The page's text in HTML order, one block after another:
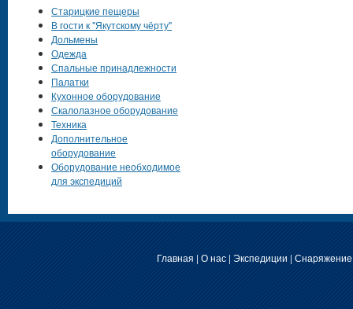
Старицкие пещеры
В гости к "Якутскому чёрту"
Дольмены
Одежда
Спальные принадлежности
Палатки
Кухонное оборудование
Скалолазное оборудование
Техника
Дополнительное
оборудование
Оборудование необходимое
для экспедиций
Главная | О нас| Экспедиции | Снаряжение